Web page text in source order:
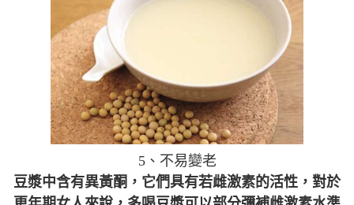
5、不易變老
豆漿中含有異黃酮，它們具有若雌激素的活性，對於